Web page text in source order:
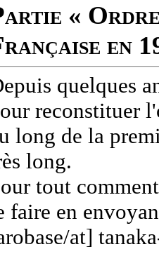
«
en
quelques
reconstituer
long de la
long.
tout
faire en
at]